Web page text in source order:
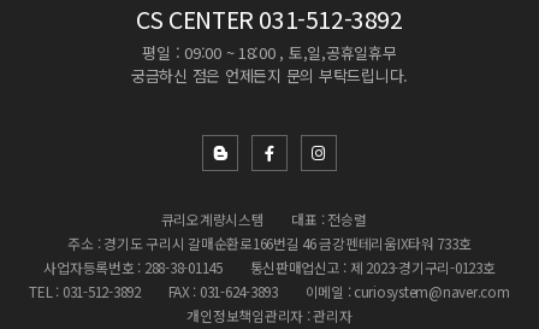
CS CENTER 031-512-3892
평일 : 09:00 ~ 18:00 , 토,일,공휴일휴무
궁금하신 점은 언제든지 문의 부탁드립니다.
큐리오계량시스템
대표 : 전승렬
주소 : 경기도 구리시 갈매순환로166번길 46 금강펜테리움IX타워 733호
사업자등록번호 : 288-38-01145
통신판매업신고 : 제 2023-경기구리-0123호
TEL : 031-512-3892
FAX : 031-624-3893
이메일 : curiosystem@naver.com
개인정보책임관리자 : 관리자